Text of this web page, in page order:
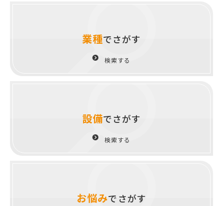
業種でさがす
検索する
設備でさがす
検索する
お悩みでさがす